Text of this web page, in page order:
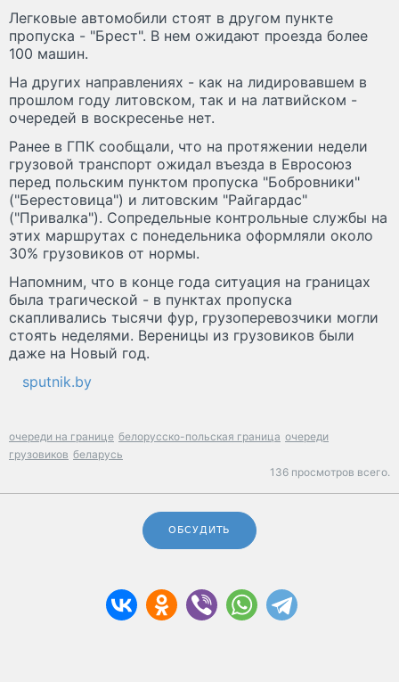
Легковые автомобили стоят в другом пункте
пропуска - "Брест". В нем ожидают проезда более
100 машин.
На других направлениях - как на лидировавшем в
прошлом году литовском, так и на латвийском -
очередей в воскресенье нет.
Ранее в ГПК сообщали, что на протяжении недели
грузовой транспорт ожидал въезда в Евросоюз
перед польским пунктом пропуска "Бобровники"
("Берестовица") и литовским "Райгардас"
("Привалка"). Сопредельные контрольные службы на
этих маршрутах с понедельника оформляли около
30% грузовиков от нормы.
Напомним, что в конце года ситуация на границах
была трагической - в пунктах пропуска
скапливались тысячи фур, грузоперевозчики могли
стоять неделями. Вереницы из грузовиков были
даже на Новый год.
sputnik.by
очереди на границе белорусско-польская граница очереди
грузовиков беларусь
136 просмотров всего.
ОБСУДИТЬ